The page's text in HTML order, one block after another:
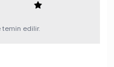
temin edilir.